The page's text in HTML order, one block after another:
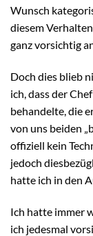
Wunsch
diesem
ganz vorsichtig
Doch dies blieb
ich, dass der
behandelte, die
von uns beiden
offiziell kein
jedoch
hatte ich in den
Ich hatte immer
ich jedesmal